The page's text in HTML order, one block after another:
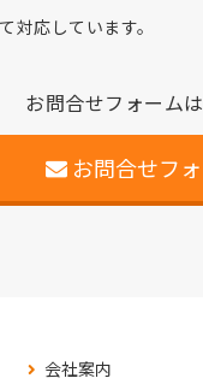
応しています。
お問合せフォーム
お問合せフ
会社案内